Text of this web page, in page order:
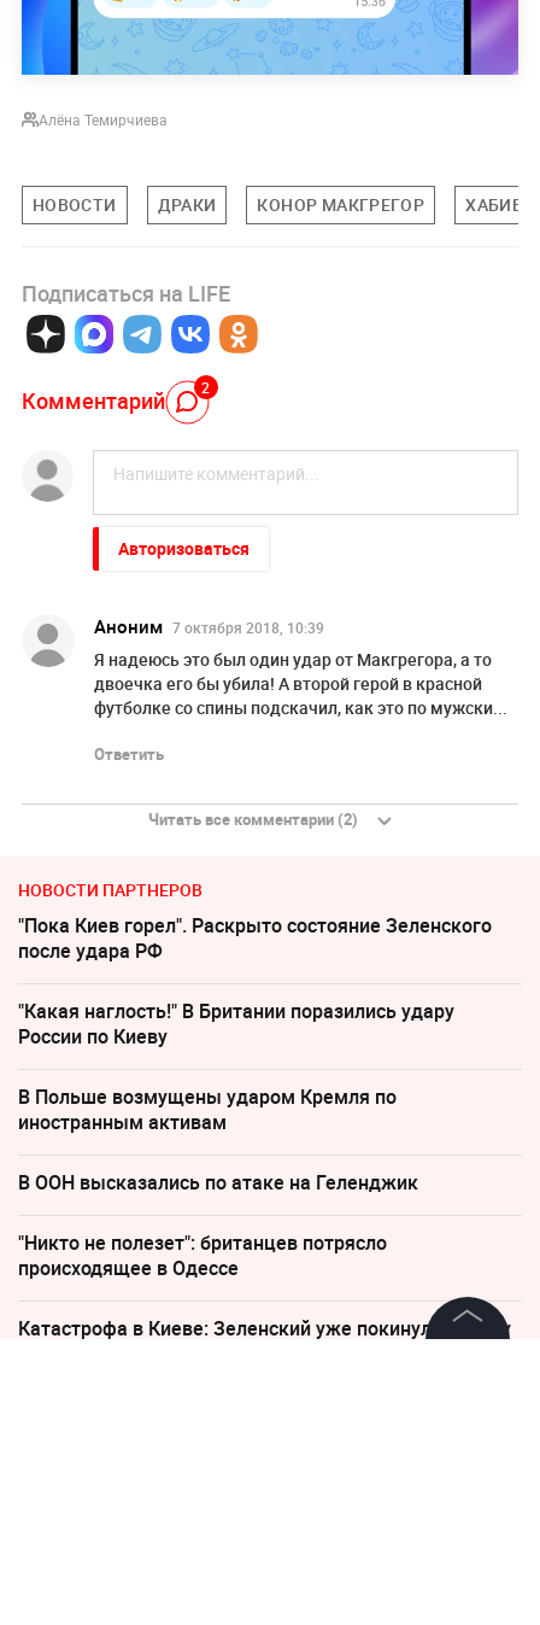
Алёна Темирчиева
НОВОСТИ ДРАКИ КОНОР МАКГРЕГОР ХАБИБ
Подписаться на LIFE
Комментарий 2
Авторизоваться
Аноним 7 октября 2018, 10:39
Я надеюсь это был один удар от Макгрегора, а то
двоечка его бы убила! А второй герой в красной
футболке со спины подскачил, как это по мужски...
Ответить
Читать все комментарии (2)
НОВОСТИ ПАРТНЕРОВ
"Пока Киев горел". Раскрыто состояние Зеленского
после удара РФ
"Какая наглость!" В Британии поразились удару
России по Киеву
В Польше возмущены ударом Кремля по
иностранным активам
В ООН высказались по атаке на Геленджик
"Никто не полезет": британцев потрясло
происходящее в Одессе
Катастрофа в Киеве: Зеленский уже покинул Украину